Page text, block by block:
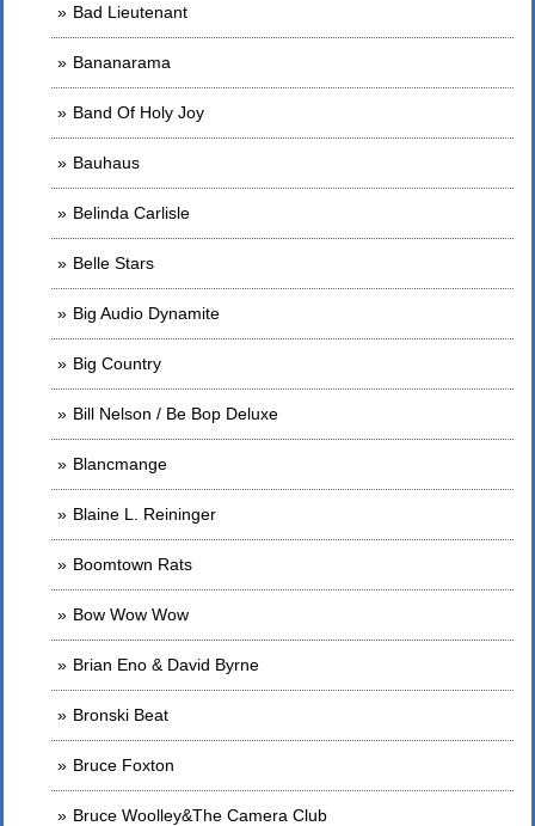
Bad Lieutenant
Bananarama
Band Of Holy Joy
Bauhaus
Belinda Carlisle
Belle Stars
Big Audio Dynamite
Big Country
Bill Nelson / Be Bop Deluxe
Blancmange
Blaine L. Reininger
Boomtown Rats
Bow Wow Wow
Brian Eno & David Byrne
Bronski Beat
Bruce Foxton
Bruce Woolley&The Camera Club